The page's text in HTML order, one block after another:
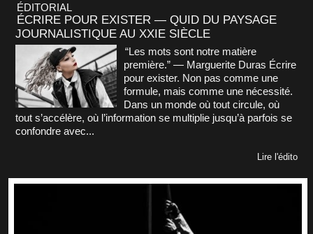
ÉDITORIAL
ÉCRIRE POUR EXISTER — QUID DU PAYSAGE
JOURNALISTIQUE AU XXIE SIÈCLE
“Les mots sont notre matière
première.” — Marguerite Duras Écrire
pour exister. Non pas comme une
formule, mais comme une nécessité.
Dans un monde où tout circule, où
tout s’accélère, où l’information se multiplie jusqu’à parfois se
confondre avec...
Lire l'édito